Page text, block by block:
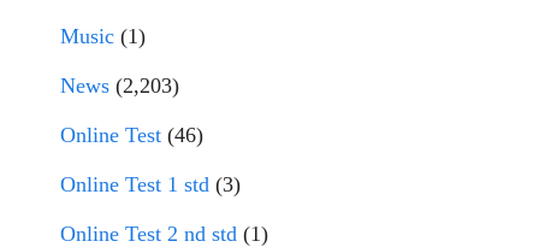
Music (1)
News (2,203)
Online Test (46)
Online Test 1 std (3)
Online Test 2 nd std (1)